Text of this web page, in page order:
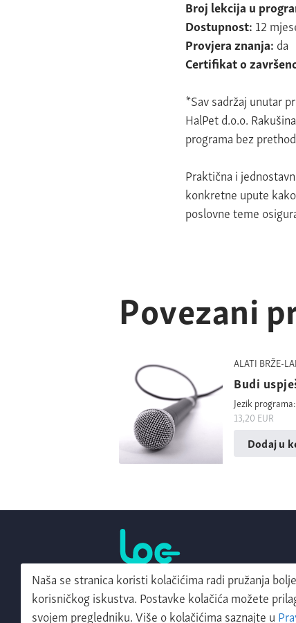
Broj lekcija u
Dostupnost: 12
Provjera znanja: da
Certifikat o
*Sav sadržaj unutar
HalPet d.o.o.
programa bez
Praktična i
konkretne upute
poslovne teme
Povezani
ALATI BRŽE-
Budi
Jezik
13,20 EUR
Dodaj u
Powered by:
Naša se stranica koristi kolačićima radi pružanja
korisničkog iskustva. Postavke kolačića možete
svojem pregledniku. Više o kolačićima saznajte u